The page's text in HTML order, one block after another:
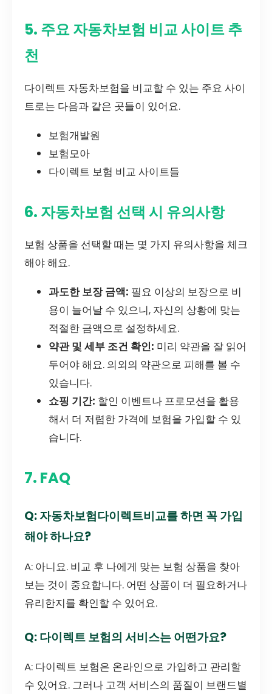
5. 주요 자동차보험 비교 사이트 추
천
다이렉트 자동차보험을 비교할 수 있는 주요 사이
트로는 다음과 같은 곳들이 있어요.
보험개발원
보험모아
다이렉트 보험 비교 사이트들
6. 자동차보험 선택 시 유의사항
보험 상품을 선택할 때는 몇 가지 유의사항을 체크
해야 해요.
과도한 보장 금액: 필요 이상의 보장으로 비
용이 늘어날 수 있으니, 자신의 상황에 맞는
적절한 금액으로 설정하세요.
약관 및 세부 조건 확인: 미리 약관을 잘 읽어
두어야 해요. 의외의 약관으로 피해를 볼 수
있습니다.
쇼핑 기간: 할인 이벤트나 프로모션을 활용
해서 더 저렴한 가격에 보험을 가입할 수 있
습니다.
7. FAQ
Q: 자동차보험다이렉트비교를 하면 꼭 가입
해야 하나요?
A: 아니요. 비교 후 나에게 맞는 보험 상품을 찾아
보는 것이 중요합니다. 어떤 상품이 더 필요하거나
유리한지를 확인할 수 있어요.
Q: 다이렉트 보험의 서비스는 어떤가요?
A: 다이렉트 보험은 온라인으로 가입하고 관리할
수 있어요. 그러나 고객 서비스의 품질이 브랜드별